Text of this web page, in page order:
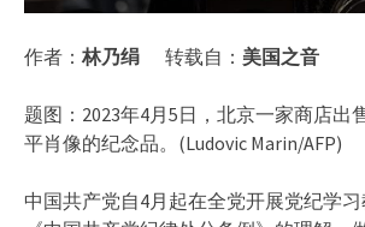
作者： 林乃绢 转载自： 美国之音
题图：2023年4月5日，北京一家商店出
平肖像的纪念品。(Ludovic Marin/AFP)
中国共产党自4月起在全党开展党纪学